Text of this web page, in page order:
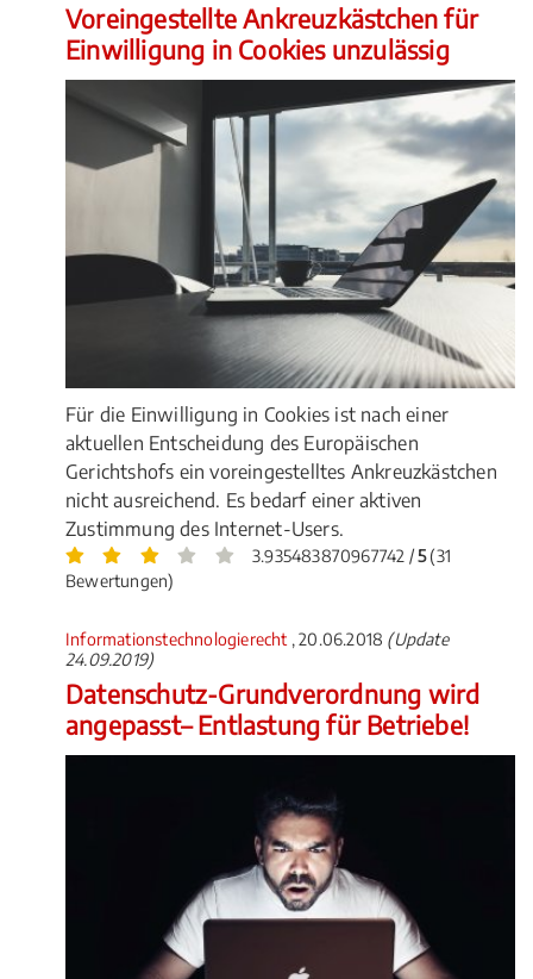
Voreingestellte Ankreuzkästchen für
Einwilligung in Cookies unzulässig
Für die Einwilligung in Cookies ist nach einer
aktuellen Entscheidung des Europäischen
Gerichtshofs ein voreingestelltes Ankreuzkästchen
nicht ausreichend. Es bedarf einer aktiven
Zustimmung des Internet-Users.
3.935483870967742 /5(31
Bewertungen)
Informationstechnologierecht , 20.06.2018 (Update
24.09.2019)
Datenschutz-Grundverordnung wird
angepasst– Entlastung für Betriebe!